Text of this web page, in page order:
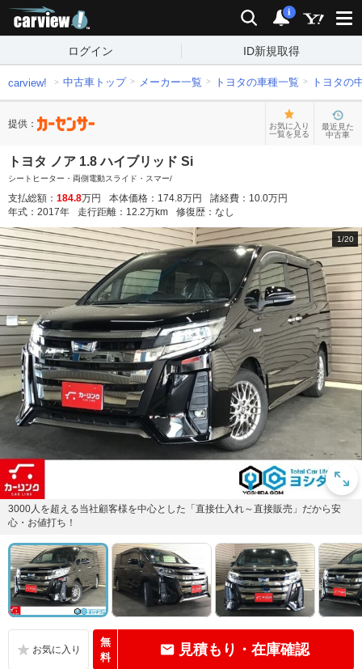
検索 通知
i
ログイン ID新規取得
carview! 中古車トップ メーカー一覧 トヨタの車種一覧 トヨタの
提供：
お気に入り
一覧を見る
最近見た
中古車
トヨタ ノア 1.8 ハイブリッド Si
シートヒーター・両側電動スライド・スマー/
支払総額： 184.8万円 本体価格： 174.8万円 諸経費： 10.0万円
年式： 2017年 走行距離： 12.2万km 修復歴： なし
1/20
3000人を超える当社顧客様を中心とした「直接仕入れ～直接販売」だから安
心・お値打ち！
無
料
見積もり・在庫確認